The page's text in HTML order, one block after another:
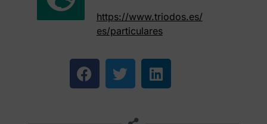
https://www.triodos.es/
es/particulares